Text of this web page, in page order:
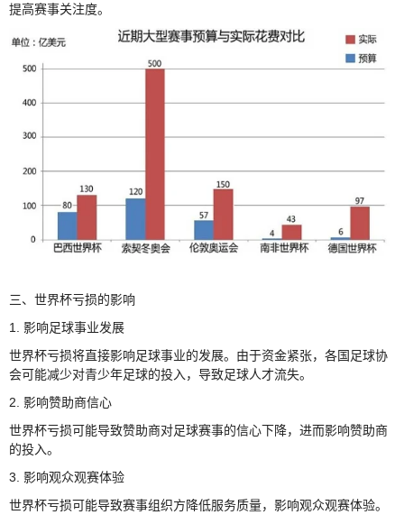
提高赛事关注度。
三、世界杯亏损的影响
1. 影响足球事业发展
世界杯亏损将直接影响足球事业的发展。由于资金紧张，各国足球协
会可能减少对青少年足球的投入，导致足球人才流失。
2. 影响赞助商信心
世界杯亏损可能导致赞助商对足球赛事的信心下降，进而影响赞助商
的投入。
3. 影响观众观赛体验
世界杯亏损可能导致赛事组织方降低服务质量，影响观众观赛体验。